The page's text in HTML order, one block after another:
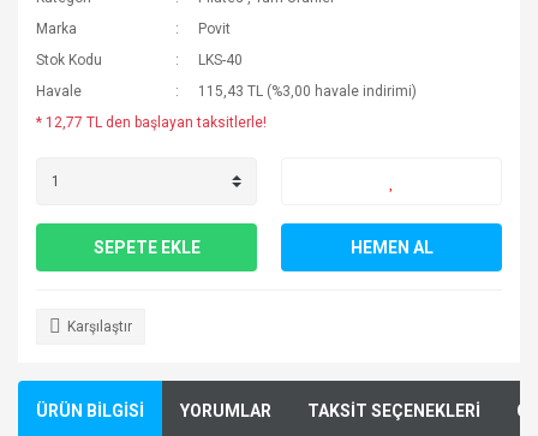
Marka
Povit
Stok Kodu
LKS-40
Havale
115,43 TL (%3,00 havale indirimi)
* 12,77 TL den başlayan taksitlerle!
SEPETE EKLE HEMEN AL
Karşılaştır
ÜRÜN BİLGİSİ YORUMLAR TAKSİT SEÇENEKLERİ